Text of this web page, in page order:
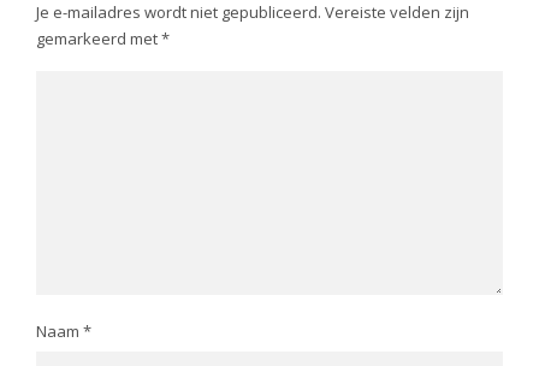
Je e-mailadres wordt niet gepubliceerd. Vereiste velden zijn
gemarkeerd met*
Naam *